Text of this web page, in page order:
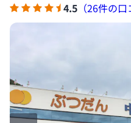
4.5 （26件の